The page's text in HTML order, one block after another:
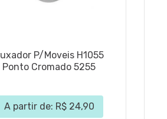
P/Moveis H1055
Ponto Cromado 5255
A partir de: R$ 24,90